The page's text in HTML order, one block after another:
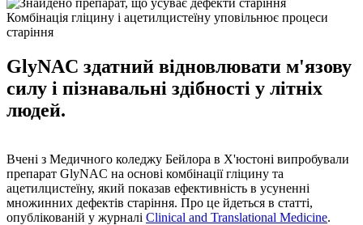
Комбінація гліцину і ацетилцистеїну уповільнює процеси
старіння
GlyNAC здатний відновлювати м'язову
силу і пізнавальні здібності у літніх
людей.
Вчені з Медичного коледжу Бейлора в Х'юстоні випробували
препарат GlyNAC на основі комбінації гліцину та
ацетилцистеїну, який показав ефективність в усуненні
множинних дефектів старіння. Про це йдеться в статті,
опублікованій у журналі Clinical and Translational Medicine.